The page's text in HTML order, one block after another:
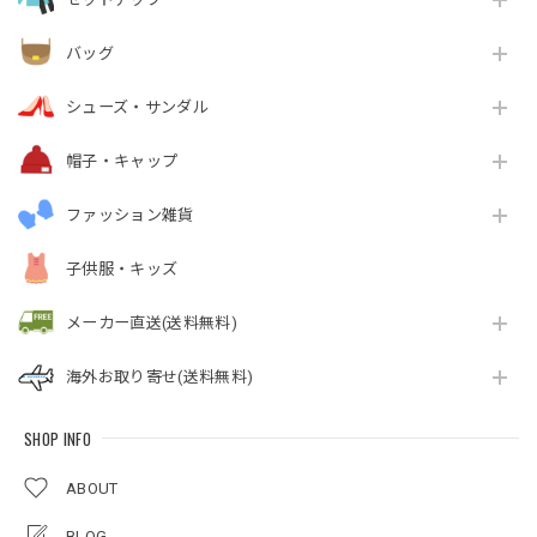
バッグ
シューズ・サンダル
帽子・キャップ
ファッション雑貨
子供服・キッズ
メーカー直送(送料無料)
海外お取り寄せ(送料無料)
SHOP INFO
ABOUT